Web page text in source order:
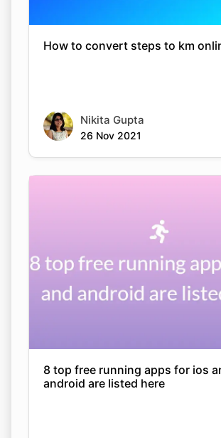
How to convert steps to km
Nikita Gupta
26 Nov 2021
8 top free running apps for ios
android are listed here